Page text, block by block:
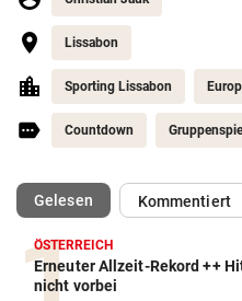
Lissabon
Sporting Lissabon
Countdown
Gelesen(ausgewählt)Kommentiert
ÖSTERREICH
Erneuter Allzeit-Rekord ++
nicht vorbei